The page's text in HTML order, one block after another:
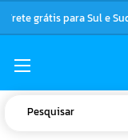
Frete grátis para Sul e